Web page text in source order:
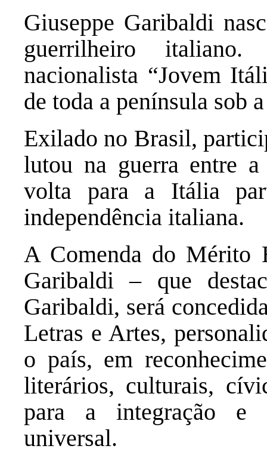
Giuseppe Garibaldi
guerrilheiro
nacionalista “Jovem
de toda a península sob
Exilado no Brasil,
lutou na guerra entre
volta para a Itália
independência italiana.
A Comenda do Mérito
Garibaldi – que
Garibaldi, será
Letras e Artes,
o país, em
literários, culturais,
para a integração e
universal.